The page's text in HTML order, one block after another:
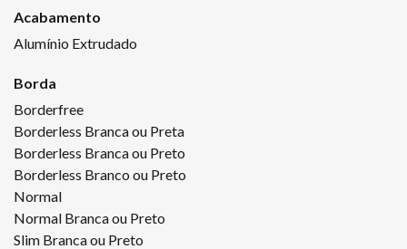
Acabamento
Alumínio Extrudado
Borda
Borderfree
Borderless Branca ou Preta
Borderless Branca ou Preto
Borderless Branco ou Preto
Normal
Normal Branca ou Preto
Slim Branca ou Preto